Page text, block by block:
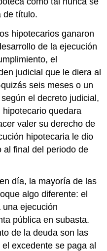
de título.
hipotecarios ganaron
de la ejecución
el
judicial que le diera al
seis meses o un
el decreto judicial,
quedara
valer su derecho de
hipotecaria le dio
al final del periodo de
día, la mayoría de las
algo diferente: el
ejecución
pública en subasta.
de la deuda son las
excedente se paga al